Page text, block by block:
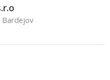
Bardejov